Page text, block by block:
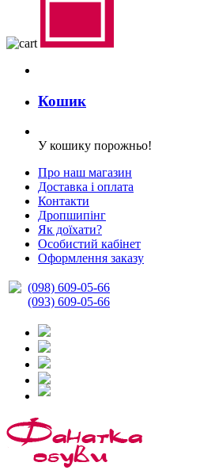
Кошик
У кошику порожньо!
Про наш магазин
Доставка і оплата
Контакти
Дропшипінг
Як доїхати?
Особистий кабінет
Оформлення заказу
(098) 609-05-66
(093) 609-05-66